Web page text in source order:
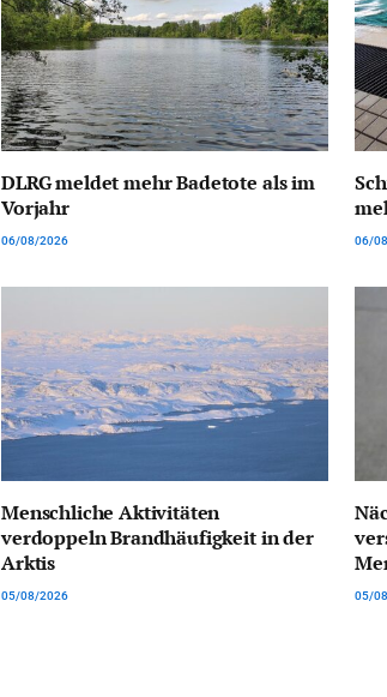
DLRG meldet mehr Badetote als im
Vorjahr
06/08/2026 06/
Menschliche Aktivitäten
verdoppeln Brandhäufigkeit in der
Arktis
05/08/2026 05/